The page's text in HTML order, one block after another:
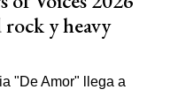
rock y heavy